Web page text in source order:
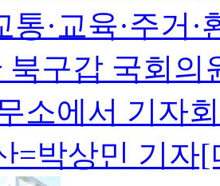
통·교육·주거
북구갑 국회의
소에서 기자
=박상민 기자[